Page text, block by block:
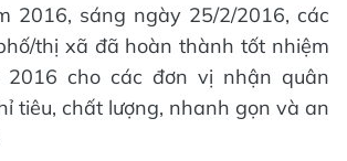
2016, sáng ngày 25/2/2016, các
thị xã đã hoàn thành tốt nhiệm
2016 cho các đơn vị nhận quân
tiêu, chất lượng, nhanh gọn và an